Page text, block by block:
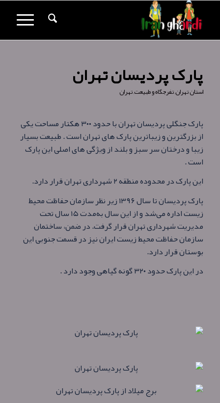
پارک پردیسان تهران
استان تهران,تفرجگاه و طبیعت,تهران
پارک جنگلی پردیسان تهران با حدود ۳۰۰ هکتار مساحت یکی
از بزرگترین و زیباترین پارک های تهران است . طبیعت بسیار
زیبا و درختان سر سبز و بلند از ویژگی های اصلی این پارک
است .
این پارک در محدوده منطقه ۲ شهرداری تهران قرار دارد.
پارک پردیسان تا سال ۱۳۹۶ زیر نظر سازمان حفاظت محیط
زیست اداره می‌شد و از این سال به‌مدت ۱۵ سال تحت
مدیریت شهرداری تهران قرار گرفت. در ضمن، ساختمان
سازمان حفاظت محیط زیست ایران نیز در قسمت جنوبی این
بوستان قرار دارد.
در این پارک حدود ۳۲۰ گونه گیاهی وجود دارد .